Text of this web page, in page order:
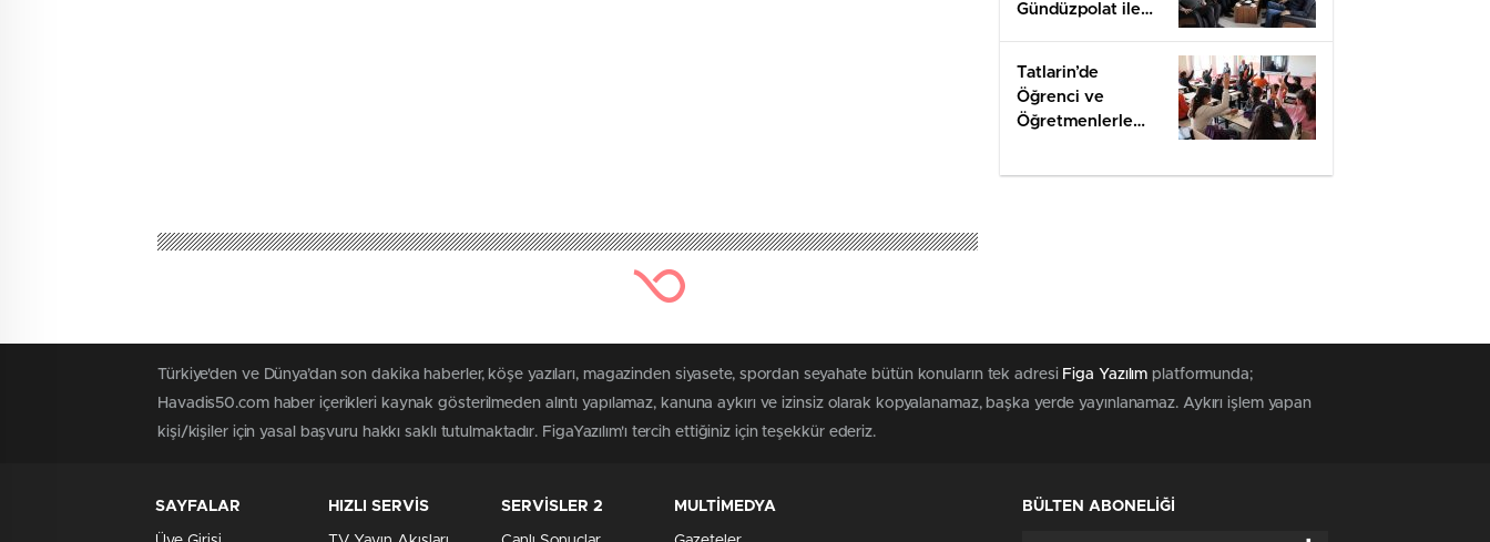
Gündüzpolat ile
Tatlarin’de
Öğrenci ve
Öğretmenlerle
Türkiye'den ve Dünya’dan son dakika haberler, köşe yazıları, magazinden siyasete, spordan seyahate bütün konuların tek adresi Figa Yazılım platformunda;
Havadis50.com haber içerikleri kaynak gösterilmeden alıntı yapılamaz, kanuna aykırı ve izinsiz olarak kopyalanamaz, başka yerde yayınlanamaz. Aykırı işlem yapan
kişi/kişiler için yasal başvuru hakkı saklı tutulmaktadır. FigaYazılım'ı tercih ettiğiniz için teşekkür ederiz.
SAYFALAR HIZLI SERVİS SERVİSLER 2 MULTİMEDYA BÜLTEN ABONELİĞİ